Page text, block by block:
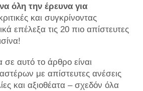
όλη την έρευνα για
και συγκρίνοντας
επέλεξα τις 20 πιο απίστευτες
αυτό το άρθρο είναι
με απίστευτες ανέσεις
και αξιοθέατα – σχεδόν όλα